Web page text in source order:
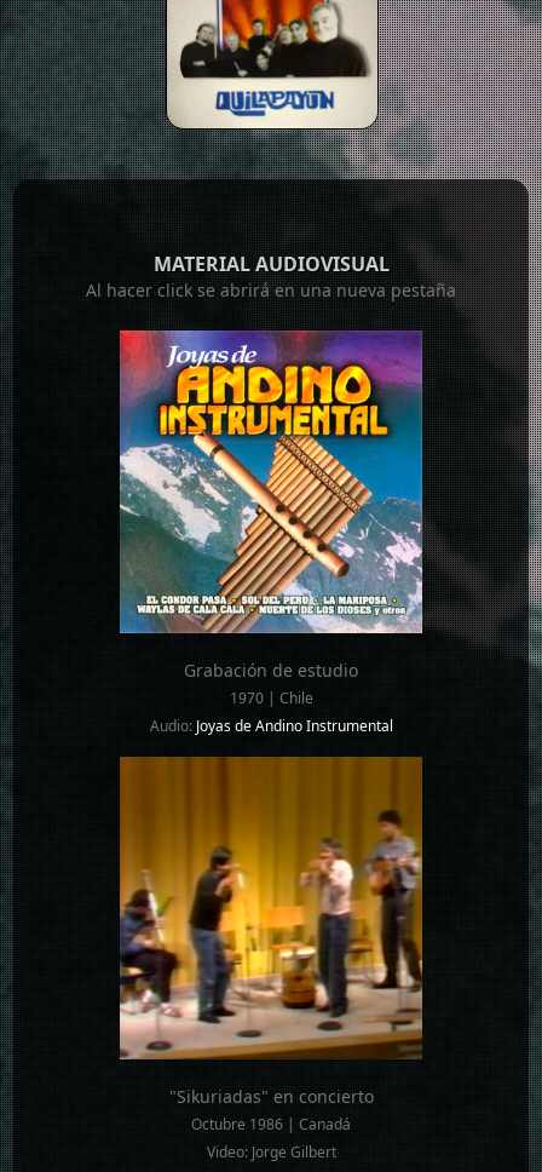
MATERIAL AUDIOVISUAL
Al hacer click se abrirá en una nueva pestaña
Grabación de estudio
1970 | Chile
Audio: Joyas de Andino Instrumental
"Sikuriadas" en concierto
Octubre 1986 | Canadá
Video: Jorge Gilbert